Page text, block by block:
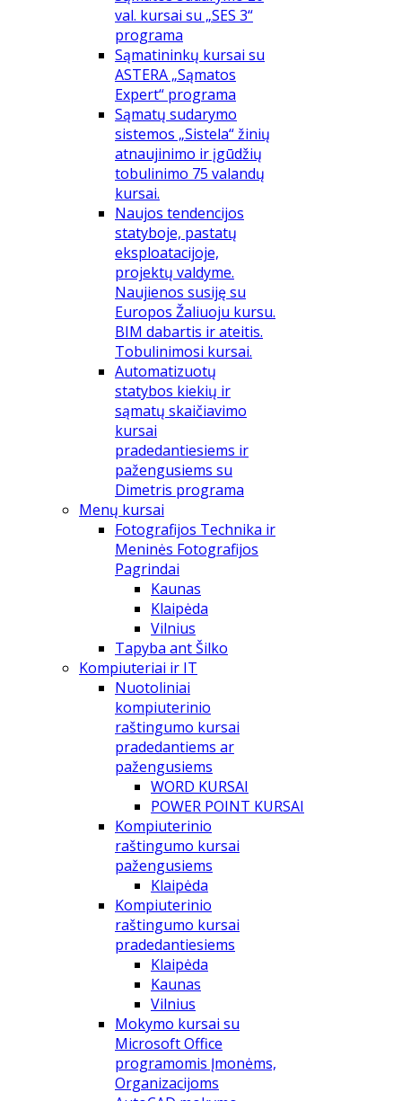
val. kursai su „SES 3“
programa
Sąmatininkų kursai su
ASTERA „Sąmatos
Expert“ programa
Sąmatų sudarymo
sistemos „Sistela“ žinių
atnaujinimo ir įgūdžių
tobulinimo 75 valandų
kursai.
Naujos tendencijos
statyboje, pastatų
eksploatacijoje,
projektų valdyme.
Naujienos susiję su
Europos Žaliuoju kursu.
BIM dabartis ir ateitis.
Tobulinimosi kursai.
Automatizuotų
statybos kiekių ir
sąmatų skaičiavimo
kursai
pradedantiesiems ir
pažengusiems su
Dimetris programa
Menų kursai
Fotografijos Technika ir
Meninės Fotografijos
Pagrindai
Kaunas
Klaipėda
Vilnius
Tapyba ant Šilko
Kompiuteriai ir IT
Nuotoliniai
kompiuterinio
raštingumo kursai
pradedantiems ar
pažengusiems
WORD KURSAI
POWER POINT KURSAI
Kompiuterinio
raštingumo kursai
pažengusiems
Klaipėda
Kompiuterinio
raštingumo kursai
pradedantiesiems
Klaipėda
Kaunas
Vilnius
Mokymo kursai su
Microsoft Office
programomis Įmonėms,
Organizacijoms